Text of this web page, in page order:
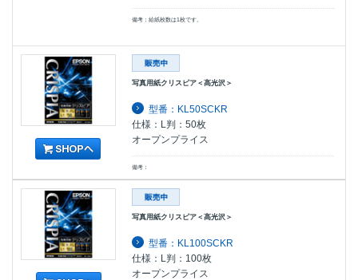
備考：給紙枚数は1枚です。
写真用紙クリスピア＜高光沢＞
型番：KL50SCKR
仕様：L判：50枚
オープンプライス
備考：
写真用紙クリスピア＜高光沢＞
型番：KL100SCKR
仕様：L判：100枚
オープンプライス